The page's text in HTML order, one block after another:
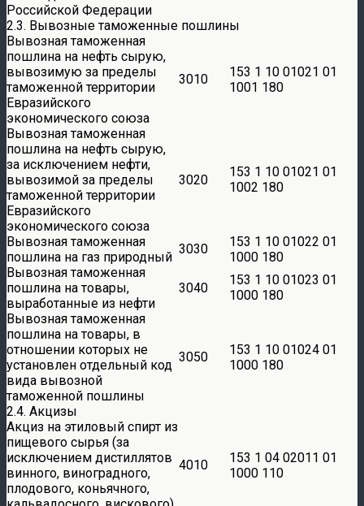
Российской Федерации
2.3. Вывозные таможенные пошлины
Вывозная таможенная
пошлина на нефть сырую,
вывозимую за пределы
таможенной территории
Евразийского
экономического союза
3010
153 1 10 01021 01
1001 180
Вывозная таможенная
пошлина на нефть сырую,
за исключением нефти,
вывозимой за пределы
таможенной территории
Евразийского
экономического союза
3020
153 1 10 01021 01
1002 180
Вывозная таможенная
пошлина на газ природный
3030
153 1 10 01022 01
1000 180
Вывозная таможенная
пошлина на товары,
выработанные из нефти
3040
153 1 10 01023 01
1000 180
Вывозная таможенная
пошлина на товары, в
отношении которых не
установлен отдельный код
вида вывозной
таможенной пошлины
3050
153 1 10 01024 01
1000 180
2.4. Акцизы
Акциз на этиловый спирт из
пищевого сырья (за
исключением дистиллятов
винного, виноградного,
плодового, коньячного,
4010
153 1 04 02011 01
1000 110